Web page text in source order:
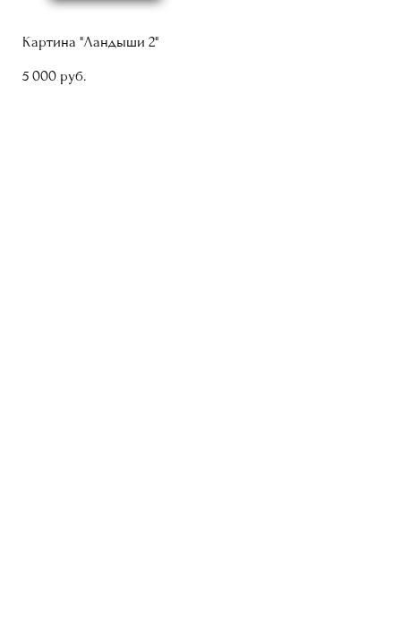
Картина "Ландыши 2"
5 000 pуб.